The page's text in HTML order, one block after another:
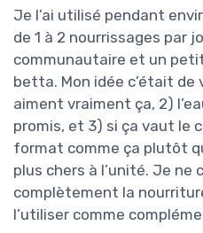
Je l’ai utilisé pendant
de 1 à 2 nourrissages par
communautaire et un
betta. Mon idée c’était de
aiment vraiment ça, 2)
promis, et 3) si ça vaut le
format comme ça plutôt
plus chers à l’unité. Je ne
complètement la
l’utiliser comme